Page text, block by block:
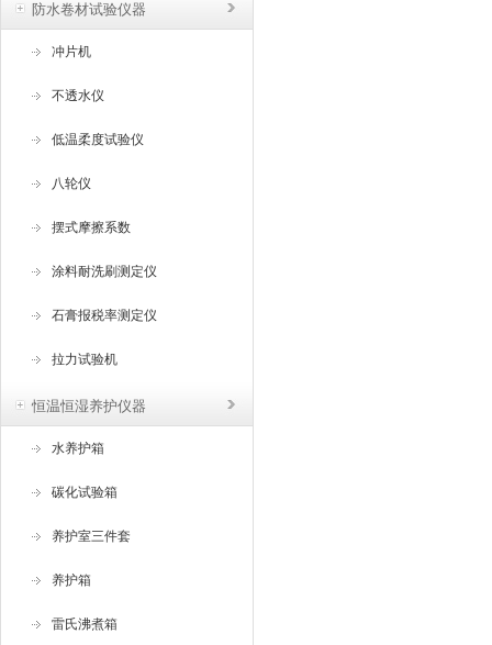
防水卷材试验仪器
冲片机
不透水仪
低温柔度试验仪
八轮仪
摆式摩擦系数
涂料耐洗刷测定仪
石膏报税率测定仪
拉力试验机
恒温恒湿养护仪器
水养护箱
碳化试验箱
养护室三件套
养护箱
雷氏沸煮箱